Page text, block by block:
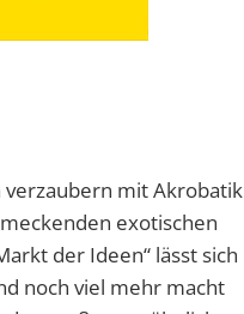
verzaubern mit Akrobatik
exotischen
der Ideen“ lässt sich
noch viel mehr macht